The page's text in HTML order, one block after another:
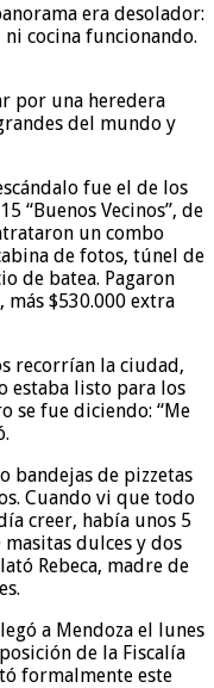
era desolador:
ni cocina funcionando.
por una heredera
del mundo y
fue el de los
“Buenos Vecinos”, de
un combo
de fotos, túnel de
de batea. Pagaron
más $530.000 extra
recorrían la ciudad,
estaba listo para los
se fue diciendo: “Me
bandejas de pizzetas
Cuando vi que todo
creer, había unos 5
dulces y dos
Rebeca, madre de
a Mendoza el lunes
de la Fiscalía
formalmente este